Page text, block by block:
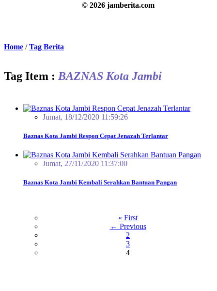
© 2026 jamberita.com
Home /Tag Berita
Tag Item : BAZNAS Kota Jambi
Jumat, 18/12/2020 11:59:26
Baznas Kota Jambi Respon Cepat Jenazah Terlantar
Jumat, 27/11/2020 11:37:00
Baznas Kota Jambi Kembali Serahkan Bantuan Pangan
« First
← Previous
2
3
4